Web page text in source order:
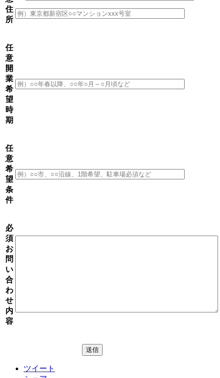
住
所
任
意
開
業
希
望
時
期
任
意
希
望
条
件
必
須
お
問
い
合
わ
せ
内
容
ツイート